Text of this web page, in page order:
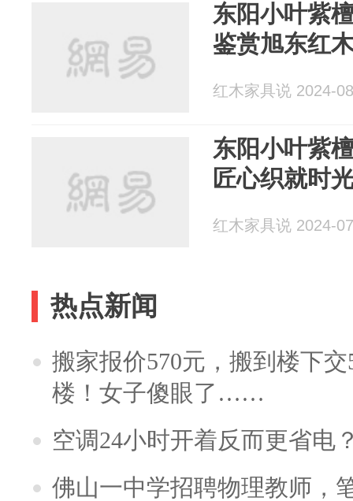
东阳小叶紫
鉴赏旭东红
红木家具说 2024-
东阳小叶紫
匠心织就时
红木家具说 2024-
热点新闻
搬家报价570元，搬到楼下
楼！女子傻眼了……
空调24小时开着反而更省电
佛山一中学招聘物理教师，